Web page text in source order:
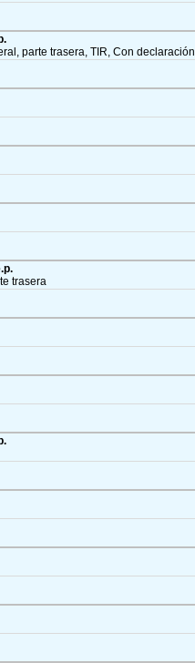
parte trasera, TIR, Con declaración
trasera